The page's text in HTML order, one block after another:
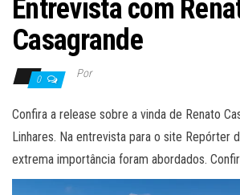
Entrevista com
Casagrande
0 Por
Confira a release sobre a vinda de Renato
Linhares. Na entrevista para o site Repórter
extrema importância foram abordados.